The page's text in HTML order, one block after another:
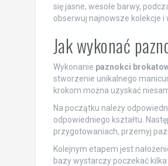
się jasne, wesołe barwy,
obserwuj najnowsze kolekcje
Jak wykonać
Wykonanie paznokci
stworzenie unikalnego
krokom można uzyskać
Na początku należy
odpowiedniego kształtu.
przygotowaniach, przemyj
Kolejnym etapem jest
bazy wystarczy poczekać